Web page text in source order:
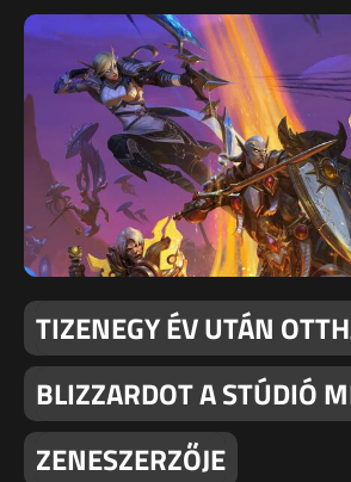
TIZENEGY ÉV UTÁN
BLIZZARDOT A STÚDIÓ
ZENESZERZŐJE